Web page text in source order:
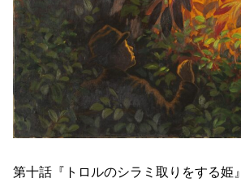
第十話『トロルのシラミ取りをする姫』